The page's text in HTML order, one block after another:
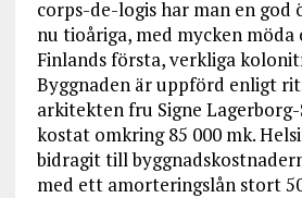
corps-de-logis har man en god
nu tioåriga, med mycken
Finlands första, verkliga
Byggnaden är uppförd enligt
arkitekten fru Signe
kostat omkring 85 000 mk.
bidragit till
med ett amorteringslån stort